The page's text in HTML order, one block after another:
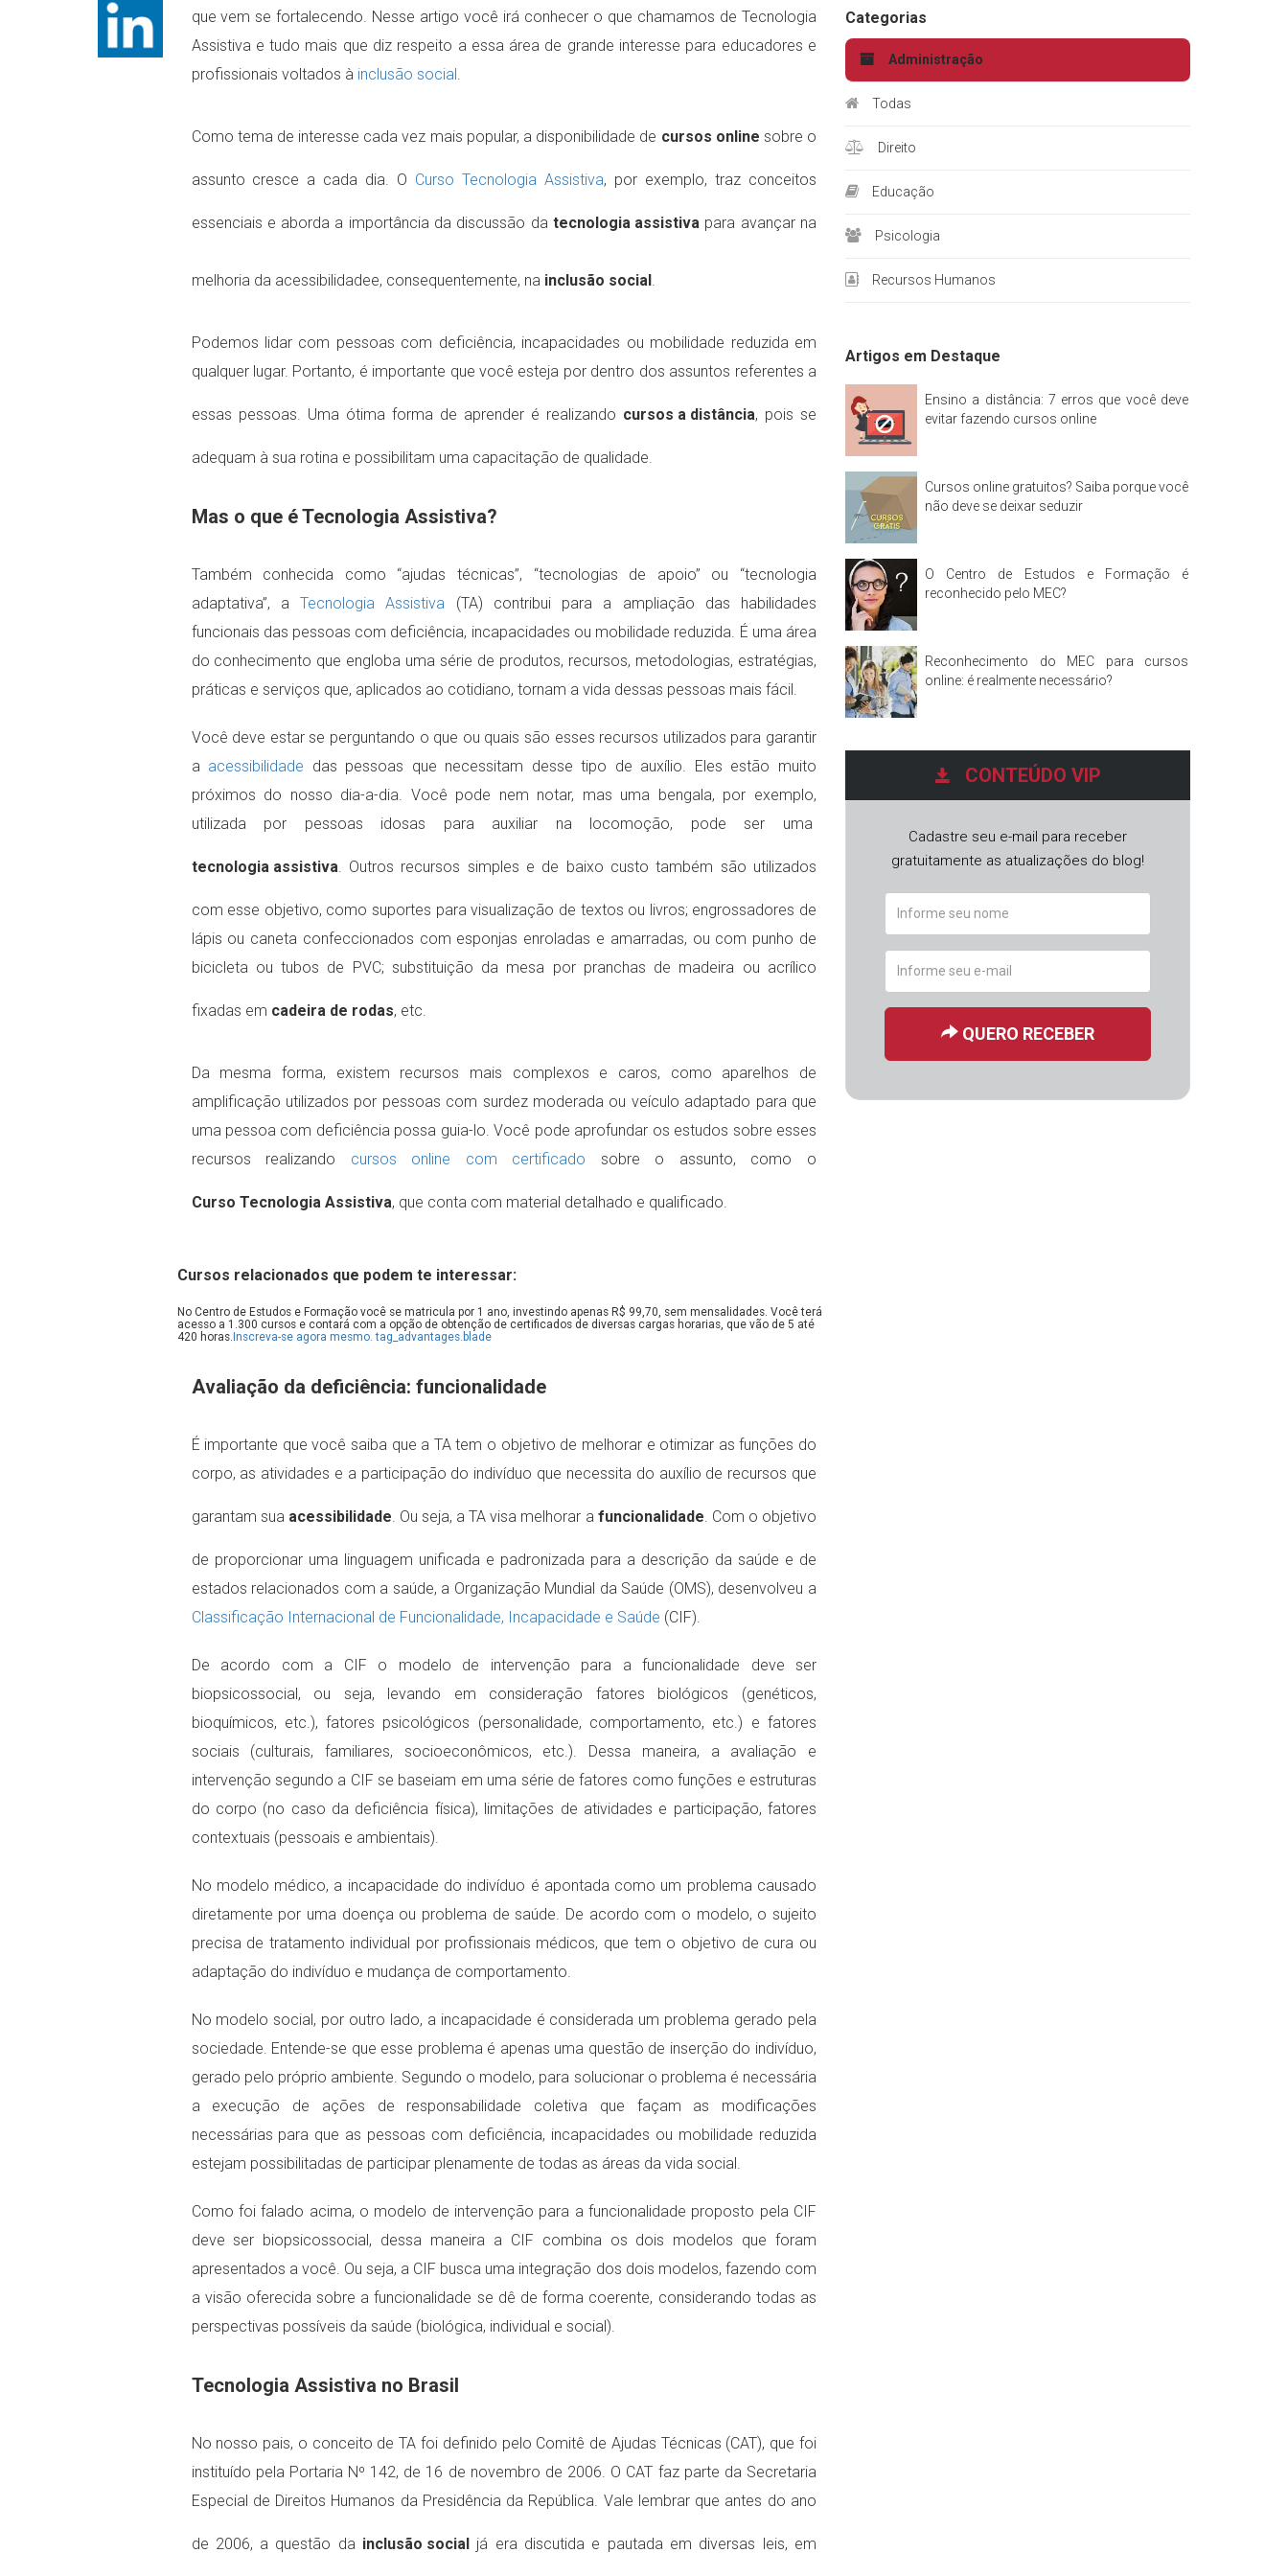
que vem se fortalecendo. Nesse artigo você irá conhecer o que chamamos de Tecnologia
Assistiva e tudo mais que diz respeito a essa área de grande interesse para educadores e
profissionais voltados à inclusão social
Como tema de interesse cada vez mais popular, a disponibilidade de cursos online sobre o
assunto cresce a cada dia. O Curso Tecnologia Assistiva‍, por exemplo, traz conceitos
essenciais e aborda a importância da discussão datecnologia assistiva para avançar na
melhoria da acessibilidadee, consequentemente, na inclusão social.
Podemos lidar com pessoas com deficiência, incapacidades ou mobilidade reduzida em
qualquer lugar. Portanto, é importante que você esteja por dentro dos assuntos referentes a
essas pessoas. Uma ótima forma de aprender é realizando cursos a distância, pois se
adequam à sua rotina e possibilitam uma capacitação de qualidade.
Mas o que é Tecnologia Assistiva?
Também conhecida como “ajudas técnicas”, “tecnologias de apoio” ou “tecnologia
adaptativa”, a Tecnologia Assistiva (TA) contribui para a ampliação das habilidades
funcionais das pessoas com deficiência, incapacidades ou mobilidade reduzida. É uma área
do conhecimento que engloba uma série de produtos, recursos, metodologias, estratégias,
práticas e serviços que, aplicados ao cotidiano, tornam a vida dessas pessoas mais fácil.
Você deve estar se perguntando o que ou quais são esses recursos utilizados para garantir
a acessibilidade das pessoas que necessitam desse tipo de auxílio. Eles estão muito
próximos do nosso dia-a-dia. Você pode nem notar, mas uma bengala, por exemplo,
utilizada por pessoas idosas para auxiliar na locomoção, pode ser uma
tecnologia assistiva . Outros recursos simples e de baixo custo também são utilizados
com esse objetivo, como suportes para visualização de textos ou livros; engrossadores de
lápis ou caneta confeccionados com esponjas enroladas e amarradas, ou com punho de
bicicleta ou tubos de PVC; substituição da mesa por pranchas de madeira ou acrílico
fixadas em cadeira de rodas, etc.
Da mesma forma, existem recursos mais complexos e caros, como aparelhos de
amplificação utilizados por pessoas com surdez moderada ou veículo adaptado para que
uma pessoa com deficiência possa guia-lo. Você pode aprofundar os estudos sobre esses
recursos realizando cursos online com certificado sobre o assunto, como o
Curso Tecnologia Assistiva‍, que conta com material detalhado e qualificado.
Cursos relacionados que podem te interessar:
No Centro de Estudos e Formação você se matricula por 1 ano, investindo apenas R$ 99,70, sem mensalidades. Você terá
acesso a 1.300 cursos e contará com a opção de obtenção de certificados de diversas cargas horarias, que vão de 5 até
420 horas. Inscreva-se agora mesmo. tag_advantages.blade
Avaliação da deficiência: funcionalidade
É importante que você saiba que a TA tem o objetivo de melhorar e otimizar as funções do
corpo, as atividades e a participação do indivíduo que necessita do auxílio de recursos que
garantam sua acessibilidade . Ou seja, a TA visa melhorar a funcionalidade . Com o objetivo
de proporcionar uma linguagem unificada e padronizada para a descrição da saúde e de
estados relacionados com a saúde, a Organização Mundial da Saúde (OMS), desenvolveu a
Classificação Internacional de Funcionalidade, Incapacidade e Saúde (CIF).
De acordo com a CIF o modelo de intervenção para a funcionalidade deve ser
biopsicossocial, ou seja, levando em consideração fatores biológicos (genéticos,
bioquímicos, etc.), fatores psicológicos (personalidade, comportamento, etc.) e fatores
sociais (culturais, familiares, socioeconômicos, etc.). Dessa maneira, a avaliação e
intervenção segundo a CIF se baseiam em uma série de fatores como funções e estruturas
do corpo (no caso da deficiência física), limitações de atividades e participação, fatores
contextuais (pessoais e ambientais).
No modelo médico, a incapacidade do indivíduo é apontada como um problema causado
diretamente por uma doença ou problema de saúde. De acordo com o modelo, o sujeito
precisa de tratamento individual por profissionais médicos, que tem o objetivo de cura ou
adaptação do indivíduo e mudança de comportamento.
No modelo social, por outro lado, a incapacidade é considerada um problema gerado pela
sociedade. Entende-se que esse problema é apenas uma questão de inserção do indivíduo,
gerado pelo próprio ambiente. Segundo o modelo, para solucionar o problema é necessária
a execução de ações de responsabilidade coletiva que façam as modificações
necessárias para que as pessoas com deficiência, incapacidades ou mobilidade reduzida
estejam possibilitadas de participar plenamente de todas as áreas da vida social.
Como foi falado acima, o modelo de intervenção para a funcionalidade proposto pela CIF
deve ser biopsicossocial, dessa maneira a CIF combina os dois modelos que foram
apresentados a você. Ou seja, a CIF busca uma integração dos dois modelos, fazendo com
a visão oferecida sobre a funcionalidade se dê de forma coerente, considerando todas as
perspectivas possíveis da saúde (biológica, individual e social).
Tecnologia Assistiva no Brasil
No nosso pais, o conceito de TA foi definido pelo Comitê de Ajudas Técnicas (CAT), que foi
instituído pela Portaria Nº 142, de 16 de novembro de 2006. O CAT faz parte da Secretaria
Especial de Direitos Humanos da Presidência da República. Vale lembrar que antes do ano
de 2006, a questão da inclusão social já era discutida e pautada em diversas leis, em
Categorias
Administração
Todas
Direito
Educação
Psicologia
Recursos Humanos
Artigos em Destaque
Ensino a distância: 7 erros que você deve
evitar fazendo cursos online
Cursos online gratuitos? Saiba porque você
não deve se deixar seduzir
O Centro de Estudos e Formação é
reconhecido pelo MEC?
Reconhecimento do MEC para cursos
online: é realmente necessário?
Buscando cursos online em SP? Aprenda a
fazer as melhores buscas
CONTEÚDO VIP
Cadastre seu e-mail para receber
gratuitamente as atualizações do blog!
QUERO RECEBER